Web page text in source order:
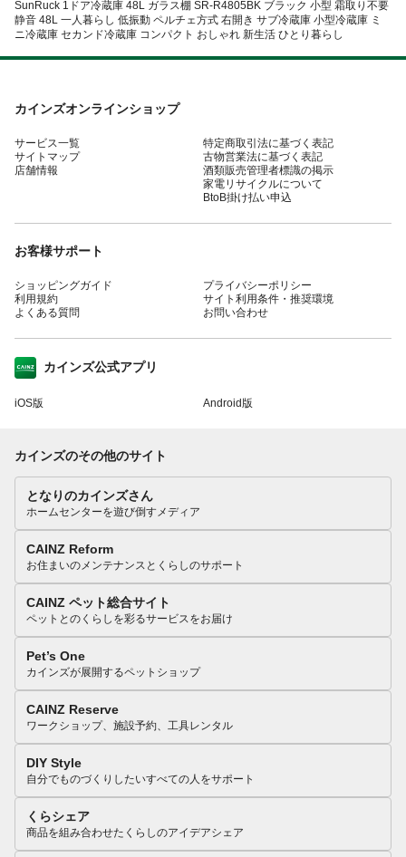
SunRuck 1ドア冷蔵庫 48L ガラス棚 SR-R4805BK ブラック 小型 霜取り不要
静音 48L 一人暮らし 低振動 ペルチェ方式 右開き サブ冷蔵庫 小型冷蔵庫 ミ
ニ冷蔵庫 セカンド冷蔵庫 コンパクト おしゃれ 新生活 ひとり暮らし
カインズオンラインショップ
サービス一覧
サイトマップ
店舗情報
特定商取引法に基づく表記
古物営業法に基づく表記
酒類販売管理者標識の掲示
家電リサイクルについて
BtoB掛け払い申込
お客様サポート
ショッピングガイド
利用規約
よくある質問
プライバシーポリシー
サイト利用条件・推奨環境
お問い合わせ
カインズ公式アプリ
iOS版 Android版
カインズのその他のサイト
となりのカインズさん
ホームセンターを遊び倒すメディア
CAINZ Reform
お住まいのメンテナンスとくらしのサポート
CAINZ ペット総合サイト
ペットとのくらしを彩るサービスをお届け
Pet’s One
カインズが展開するペットショップ
CAINZ Reserve
ワークショップ、施設予約、工具レンタル
DIY Style
自分でものづくりしたいすべての人をサポート
くらシェア
商品を組み合わせたくらしのアイデアシェア